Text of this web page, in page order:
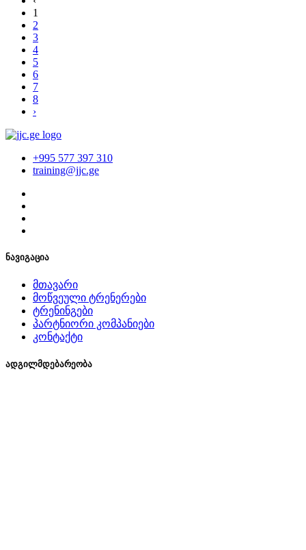
1
2
3
4
5
6
7
8
›
+995 577 397 310
training@jjc.ge
ნავიგაცია
მთავარი
მოწვეული ტრენერები
ტრენინგები
პარტნიორი კომპანიები
კონტაქტი
ადგილმდებარეობა